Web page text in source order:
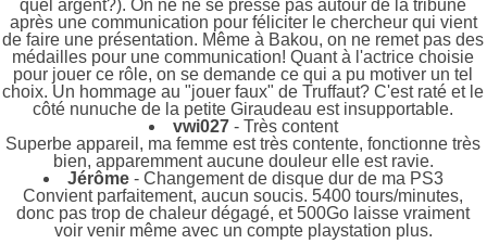
quel argent?). On ne ne se presse pas autour de la tribune
après une communication pour féliciter le chercheur qui vient
de faire une présentation. Même à Bakou, on ne remet pas des
médailles pour une communication! Quant à l'actrice choisie
pour jouer ce rôle, on se demande ce qui a pu motiver un tel
choix. Un hommage au "jouer faux" de Truffaut? C'est raté et le
côté nunuche de la petite Giraudeau est insupportable.
vwi027- Très content
Superbe appareil, ma femme est très contente, fonctionne très
bien, apparemment aucune douleur elle est ravie.
Jérôme- Changement de disque dur de ma PS3
Convient parfaitement, aucun soucis. 5400 tours/minutes,
donc pas trop de chaleur dégagé, et 500Go laisse vraiment
voir venir même avec un compte playstation plus.